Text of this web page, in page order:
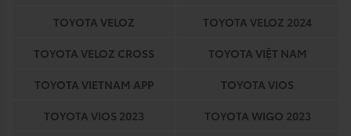
TOYOTA VELOZ
TOYOTA VELOZ 2024
TOYOTA VELOZ CROSS
TOYOTA VIỆT NAM
TOYOTA VIETNAM APP
TOYOTA VIOS
TOYOTA VIOS 2023
TOYOTA WIGO 2023